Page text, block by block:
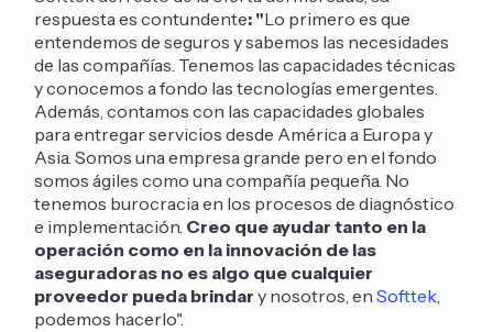
respuesta es contundente: "Lo primero es que
entendemos de seguros y sabemos las necesidades
de las compañías. Tenemos las capacidades técnicas
y conocemos a fondo las tecnologías emergentes.
Además, contamos con las capacidades globales
para entregar servicios desde América a Europa y
Asia. Somos una empresa grande pero en el fondo
somos ágiles como una compañía pequeña. No
tenemos burocracia en los procesos de diagnóstico
e implementación. Creo que ayudar tanto en la
operación como en la innovación de las
aseguradoras no es algo que cualquier
proveedor pueda brindar y nosotros, enSofttek,
podemos hacerlo".